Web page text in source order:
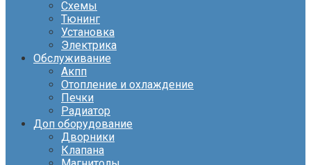
Схемы
Тюнинг
Установка
Электрика
Обслуживание
Акпп
Отопление и охлаждение
Печки
Радиатор
Доп оборудование
Дворники
Клапана